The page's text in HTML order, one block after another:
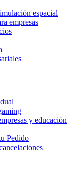
espacial
empresas
y educación
Pedido